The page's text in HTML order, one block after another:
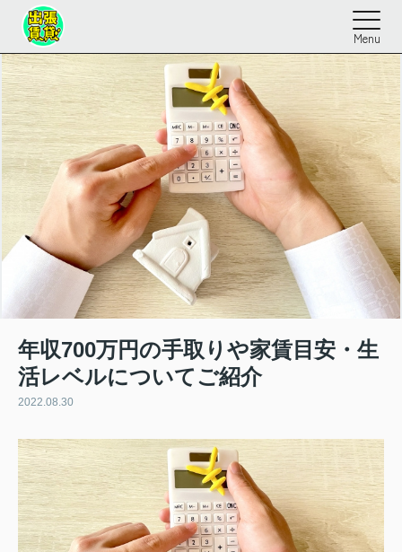
Menu
年収700万円の手取りや家賃目安・生
活レベルについてご紹介
2022.08.30